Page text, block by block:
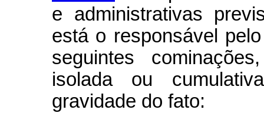
e administrativas
está o responsável
seguintes
isolada ou
gravidade do fato: